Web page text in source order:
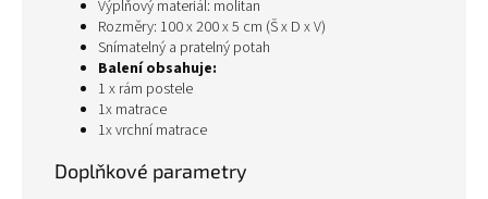
Výplňový materiál: molitan
Rozměry: 100 x 200 x 5 cm (Š x D x V)
Snímatelný a pratelný potah
Balení obsahuje:
1 x rám postele
1x matrace
1x vrchní matrace
Doplňkové parametry